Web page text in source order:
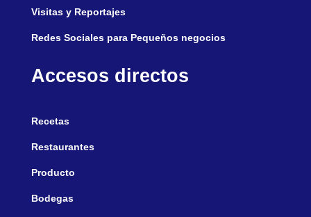
Visitas y Reportajes
Redes Sociales para Pequeños negocios
Accesos directos
Recetas
Restaurantes
Producto
Bodegas